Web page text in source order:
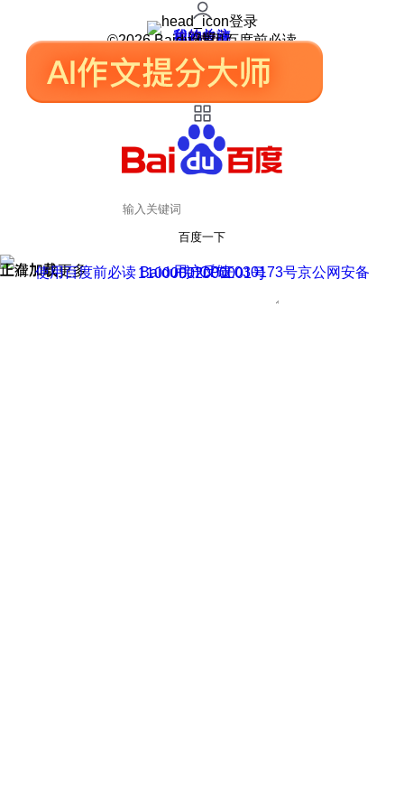
登录
我的关注
我的收藏
皮肤中心
用户反馈
设置
©2026 Baidu 使用百度前必读
百度一下
正在加载
上滑加载更多 用户反馈
使用百度前必读 Baidu 京ICP证030173号
京公网安备11000002000001号